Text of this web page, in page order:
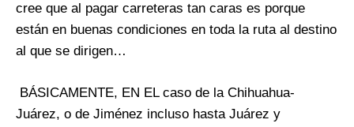
cree que al pagar carreteras tan caras es porque
están en buenas condiciones en toda la ruta al destino
al que se dirigen…
BÁSICAMENTE, EN EL caso de la Chihuahua-
Juárez, o de Jiménez incluso hasta Juárez y